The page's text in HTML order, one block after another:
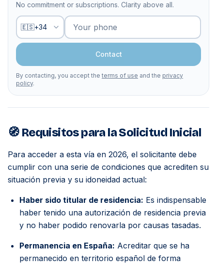
No commitment or subscriptions. Clarity above all.
Your phone
🇪🇸+34
Contact
By contacting, you accept the terms of use and the privacy
policy.
🧭 Requisitos para la Solicitud Inicial
Para acceder a esta vía en 2026, el solicitante debe
cumplir con una serie de condiciones que acrediten su
situación previa y su idoneidad actual:
Haber sido titular de residencia: Es indispensable
haber tenido una autorización de residencia previa
y no haber podido renovarla por causas tasadas.
Permanencia en España: Acreditar que se ha
permanecido en territorio español de forma